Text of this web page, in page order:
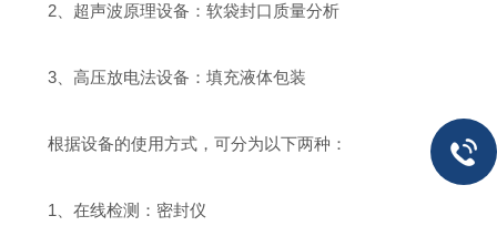
2、超声波原理设备：软袋封口质量分析
3、高压放电法设备：填充液体包装
根据设备的使用方式，可分为以下两种：
1、在线检测：密封仪